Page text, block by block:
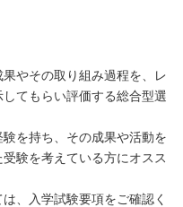
やその取り組み過程を、レ
てもらい評価する総合型選
を持ち、その成果や活動を
験を考えている方にオスス
、入学試験要項をご確認く